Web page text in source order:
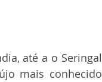
até a o Seringal
mais conhecido